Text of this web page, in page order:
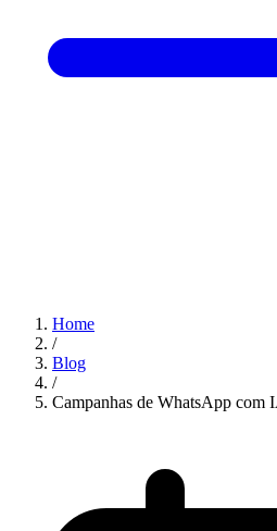
Home
/
Blog
/
Campanhas de WhatsApp com